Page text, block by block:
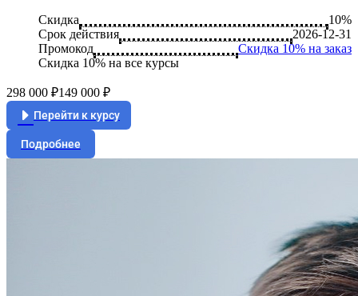
Скидка
10%
Срок действия
2026-12-31
Промокод
Скидка 10% на заказ
Скидка 10% на все курсы
298 000 ₽149 000 ₽
Перейти к курсу
Подробнее